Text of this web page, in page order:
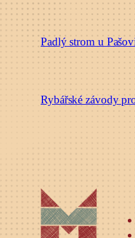
Padlý strom u
Rybářské závody